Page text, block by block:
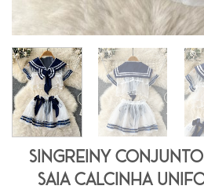
SINGREINY
Saia Calcinha